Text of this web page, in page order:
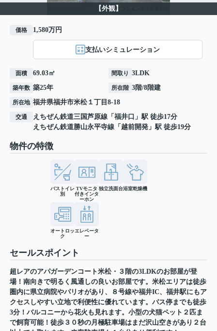
【外観】
価格 1,580万円
支払いシミュレーション
面積 69.03㎡ 間取り 3LDK
築年数 築25年 所在階 3階/8階建
所在地 福井県福井市米松１丁目8-18
交通 えちぜん鉄道三国芦原線 「 福井口 」駅 徒歩17分
えちぜん鉄道勝山永平寺線 「 越前開発 」駅 徒歩19分
物件の特徴
バストイレ
別
TVモニタ
付きインタ
ーホン
独立洗面台浴室乾燥機
オートロッ
ク
エレベータ
ー
セールスポイント
超レアのアパガーデンコート米松・３階の3LDKのお部屋が登
場！南向きで明るく風通しの良いお部屋です。米松エリアは徒歩
圏内に県立病院やパリオがあり、８号線や福井IC、福井駅にもア
クセスしやすい立地で利便性に優れています。バス停までも徒歩
3分！バルコニーから花火も見れます。小型の犬猫ペット２匹ま
で飼育可能！徒歩３０秒の月極駐車場はまだ沢山空きがあり２台